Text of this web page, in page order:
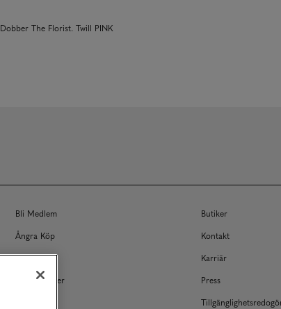
Dobber The Florist. Twill PINK
Bli Medlem
Butiker
Ångra Köp
Kontakt
Köpvillkor
Karriär
Våra Tjänster
Press